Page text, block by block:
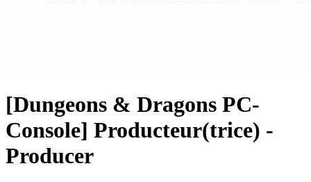
[Dungeons & Dragons PC-
Console] Producteur(trice) -
Producer